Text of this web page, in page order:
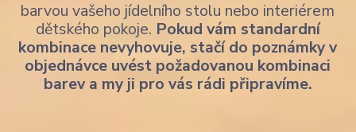
barvou vašeho jídelního stolu nebo interiérem
dětského pokoje. Pokud vám standardní
kombinace nevyhovuje, stačí do poznámky v
objednávce uvést požadovanou kombinaci
barev a my ji pro vás rádi připravíme.